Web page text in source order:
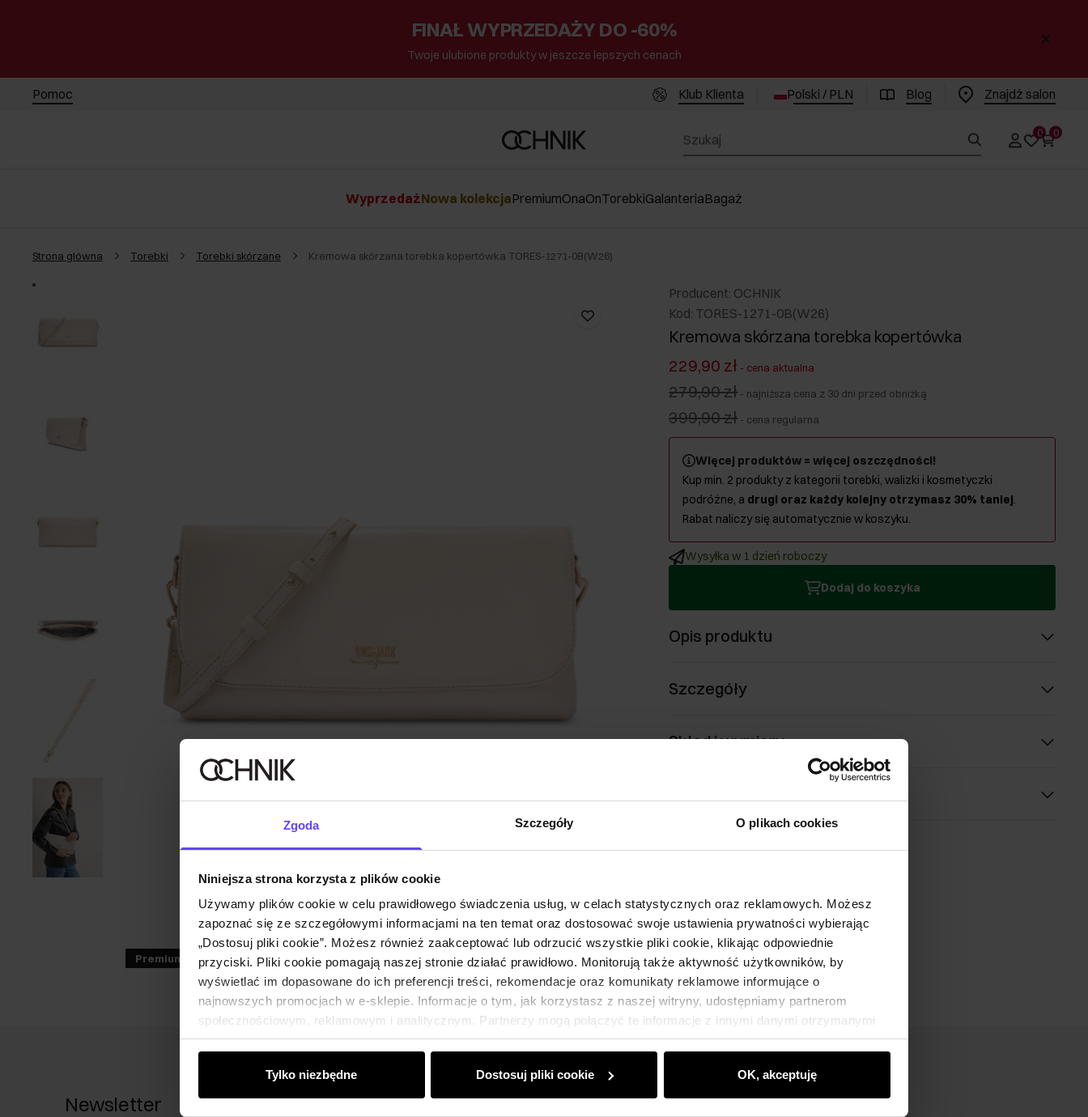
Zgoda Szczegóły O plikach cookies
Niniejsza strona korzysta z plików cookie
Używamy plików cookie w celu prawidłowego świadczenia usług, w celach statystycznych oraz reklamowych. Możesz
zapoznać się ze szczegółowymi informacjami na ten temat oraz dostosować swoje ustawienia prywatności wybierając
„Dostosuj pliki cookie”. Możesz również zaakceptować lub odrzucić wszystkie pliki cookie, klikając odpowiednie
przyciski. Pliki cookie pomagają naszej stronie działać prawidłowo. Monitorują także aktywność użytkowników, by
wyświetlać im dopasowane do ich preferencji treści, rekomendacje oraz komunikaty reklamowe informujące o
najnowszych promocjach w e-sklepie. Informacje o tym, jak korzystasz z naszej witryny, udostępniamy partnerom
społecznościowym, reklamowym i analitycznym. Partnerzy mogą połączyć te informacje z innymi danymi otrzymanymi
od Ciebie lub uzyskanymi podczas korzystania z ich usług.
Tylko niezbędne Dostosuj pliki cookie OK, akceptuję
FINAŁ WYPRZEDAŻY DO -60%
Twoje ulubione produkty w jeszcze lepszych cenach
Pomoc Klub Klienta Polski / PLN Blog Znajdż salon
0 0
WyprzedażNowa kolekcjaPremiumOnaOnTorebkiGalanteriaBagaż
Strona główna Torebki Torebki skórzane Kremowa skórzana torebka kopertówka TORES-1271-0B(W26)
Premium ZGARNIJ -30%
Producent: OCHNIK
Kod: TORES-1271-0B(W26)
Kremowa skórzana torebka kopertówka
229,90 zł - cena aktualna
279,90 zł - najniższa cena z 30 dni przed obniżką
399,90 zł - cena regularna
Więcej produktów = więcej oszczędności!
Kup min. 2 produkty z kategorii torebki, walizki i kosmetyczki
podróżne, a drugi oraz każdy kolejny otrzymasz 30% taniej.
Rabat naliczy się automatycznie w koszyku.
Wysyłka w 1 dzień roboczy
Dodaj do koszyka
Opis produktu
Szczegóły
Skład i wymiary
Newsletter Klub Klienta Ochnik